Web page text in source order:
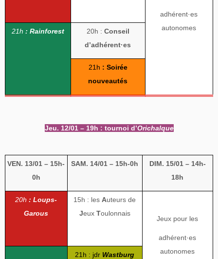
adhérent·es
autonomes
21h : Rainforest 20h : Conseil
d’adhérent·es
21h : Soirée
nouveautés
Jeu. 12/01 – 19h : tournoi d’Orichalque
VEN. 13/01 – 15h-
0h
SAM. 14/01 – 15h-0h
DIM. 15/01 – 14h-
18h
20h : Loups-
Garous
15h : lesAuteurs de
Jeux Toulonnais
Jeux pour les
adhérent·es
autonomes
21h : jdr Wastburg